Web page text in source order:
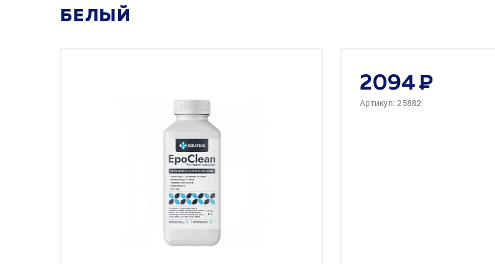
БЕЛЫЙ
2094
Артикул: 25882